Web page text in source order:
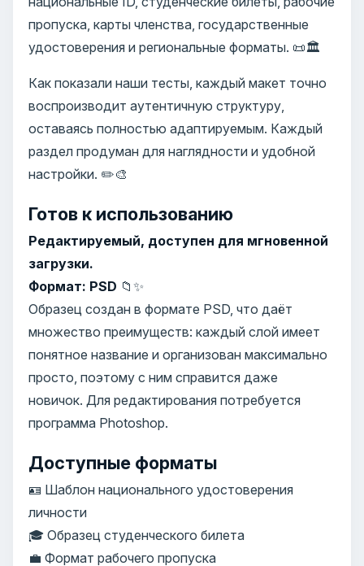
пропуска, карты членства, государственные
удостоверения и региональные форматы. 📜🏛️
Как показали наши тесты, каждый макет точно
воспроизводит аутентичную структуру,
оставаясь полностью адаптируемым. Каждый
раздел продуман для наглядности и удобной
настройки. ✏️🎨
Готов к использованию
Редактируемый, доступен для мгновенной
загрузки.
Формат: PSD 📁✨
Образец создан в формате PSD, что даёт
множество преимуществ: каждый слой имеет
понятное название и организован максимально
просто, поэтому с ним справится даже
новичок. Для редактирования потребуется
программа Photoshop.
Доступные форматы
🪪 Шаблон национального удостоверения
личности
🎓 Образец студенческого билета
💼 Формат рабочего пропуска